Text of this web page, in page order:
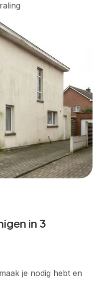
in 3
je nodig hebt en